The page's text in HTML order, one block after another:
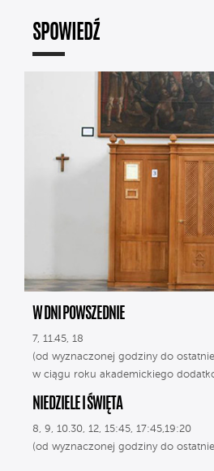
SPOWIEDŹ
W DNI POWSZEDNIE
7, 11.45, 18
(od wyznaczonej godziny do
w ciągu roku akademickiego
NIEDZIELE I ŚWIĘTA
8, 9, 10.30, 12, 15:45, 17:45,19:20
(od wyznaczonej godziny do